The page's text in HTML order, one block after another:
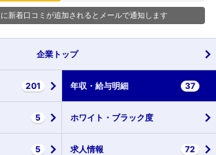
新着口コミが追加されるとメールで通知します
企業 トップ
201 年収・ 給与明細 37
5 ホワイト・ ブラック度
5 求人情報 72